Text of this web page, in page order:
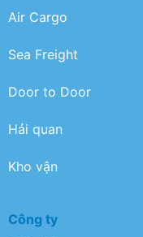
Air Cargo
Sea Freight
Door to Door
Hải quan
Kho vận
Công ty